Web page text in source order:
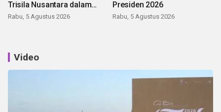
Trisila Nusantara dalam
latihan di Kepri
Rabu, 5 Agustus 2026
Presiden 2026
Rabu, 5 Agustus 2026
Video